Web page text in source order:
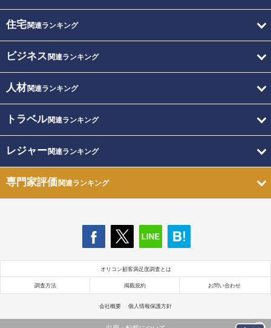
住宅関連ランキング
ビジネス 関連ランキング
人材関連ランキング
トラベル関連ランキング
レジャー関連ランキング
専門家評価関連ランキング
オリコン顧客満足度調査とは
調査方法 掲載規約 お問い合わせ
会社概要 個人情報保護方針